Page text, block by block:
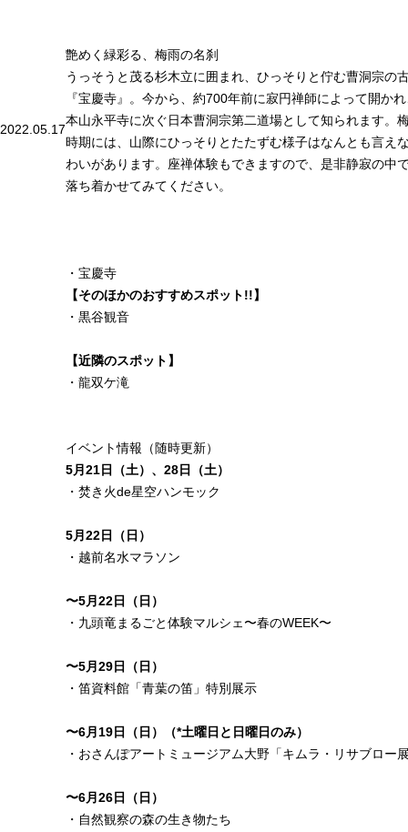
2022.05.17
艶めく緑彩る、梅雨の名刹
うっそうと茂る杉木立に囲まれ、ひっそりと佇む曹洞宗の
『宝慶寺』。今から、約700年前に寂円禅師によって開か
本山永平寺に次ぐ日本曹洞宗第二道場として知られます。
時期には、山際にひっそりとたたずむ様子はなんとも言え
わいがあります。座禅体験もできますので、是非静寂の中
落ち着かせてみてください。
・ 宝慶寺
【そのほかのおすすめスポット!!】
・ 黒谷観音
【近隣のスポット】
・ 龍双ケ滝
イベント情報（随時更新）
5月21日（土）、28日（土）
・ 焚き火de星空ハンモック
5月22日（日）
・ 越前名水マラソン
〜5月22日（日）
・ 九頭竜まるごと体験マルシェ〜春のWEEK〜
〜5月29日（日）
・ 笛資料館「青葉の笛」特別展示
〜6月19日（日）（*土曜日と日曜日のみ）
・ おさんぽアートミュージアム大野「キムラ・リサブロー
〜6月26日（日）
・ 自然観察の森の生き物たち